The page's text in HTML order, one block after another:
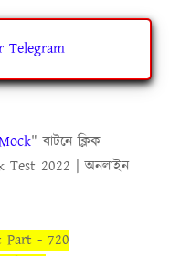
" বাটনে ক্লিক
Test 2022
অনলাইন
Part - 720